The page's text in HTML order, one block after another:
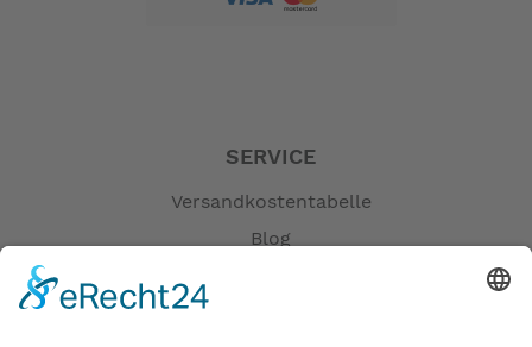
Farbe: Weiß, optional: Knochen / Schwarz
- polyesterbeschichtetes Holz: schwarz,
- Duroplastisch: weiß / Knochen
Auslass-Pumpe: MAC 11 12/24 v, Silence Plus 2G,
optional: MAC 11 110/230 v
Einlassvorrichtung: Magnetspule, optional:
SERVICE
Versandkostentabelle
Blog